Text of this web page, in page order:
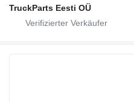
TruckParts Eesti OÜ